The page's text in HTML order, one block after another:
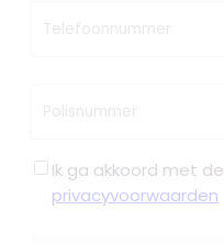
Telefoonnummer
Polisnummer
Ik ga akkoord met de
privacyvoorwaarden